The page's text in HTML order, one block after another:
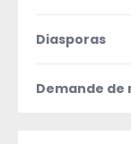
Diasporas
Demande